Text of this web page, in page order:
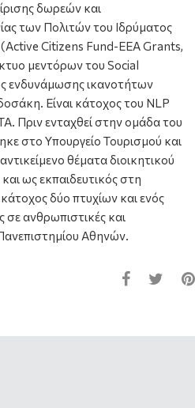
δωρεών και
των Πολιτών του Ιδρύματος
Citizens Fund-EEA Grants,
μεντόρων του Social
ενδυνάμωσης ικανοτήτων
Είναι κάτοχος του NLP
Πριν ενταχθεί στην ομάδα του
στο Υπουργείο Τουρισμού και
θέματα διοικητικού
ως εκπαιδευτικός στη
δύο πτυχίων και ενός
σε ανθρωπιστικές και
Αθηνών.